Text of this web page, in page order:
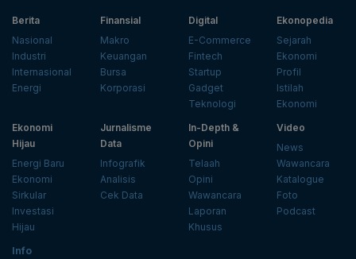
Berita
Nasional
Industri
Internasional
Energi
Finansial
Makro
Keuangan
Bursa
Korporasi
Digital
E-Commerce
Fintech
Startup
Gadget
Teknologi
Ekonopedia
Sejarah
Ekonomi
Profil
Istilah
Ekonomi
Ekonomi
Hijau
Energi Baru
Ekonomi
Sirkular
Investasi
Hijau
Jurnalisme
Data
Infografik
Analisis
Cek Data
In-Depth &
Opini
Telaah
Opini
Wawancara
Laporan
Khusus
Video
News
Wawancara
Katalogue
Foto
Podcast
Info